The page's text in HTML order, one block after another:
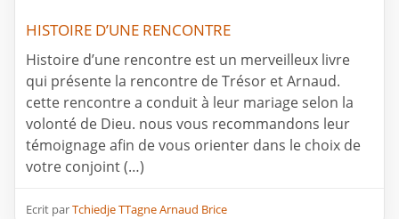
HISTOIRE D’UNE RENCONTRE
Histoire d’une rencontre est un merveilleux livre
qui présente la rencontre de Trésor et Arnaud.
cette rencontre a conduit à leur mariage selon la
volonté de Dieu. nous vous recommandons leur
témoignage afin de vous orienter dans le choix de
votre conjoint (…)
Ecrit parTchiedje TTagne Arnaud Brice